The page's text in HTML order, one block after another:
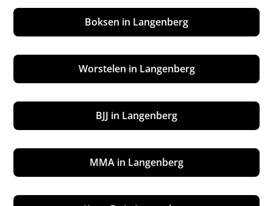
Boksen in Langenberg
Worstelen in Langenberg
BJJ in Langenberg
MMA in Langenberg